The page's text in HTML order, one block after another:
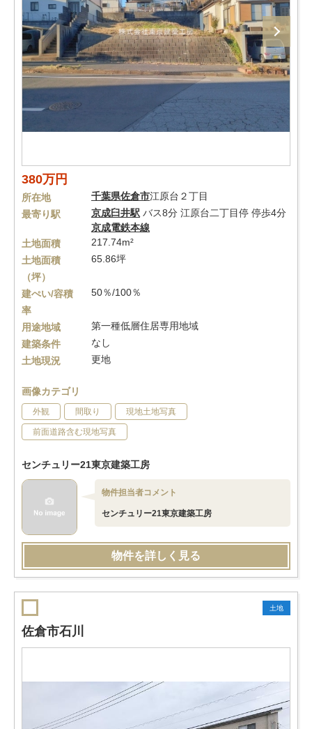
380万円
所在地 千葉県佐倉市江原台２丁目
最寄り駅
京成臼井駅 バス8分 江原台二丁目停 停歩4分
京成電鉄本線
土地面積
217.74m²
土地面積
（坪）
65.86坪
建ぺい/容積
率
50％/100％
用途地域
第一種低層住居専用地域
建築条件
なし
土地現況
更地
画像カテゴリ
外観 間取り 現地土地写真
前面道路含む現地写真
センチュリー21東京建築工房
物件担当者コメント
センチュリー21東京建築工房
物件を詳しく見る
土地
佐倉市石川